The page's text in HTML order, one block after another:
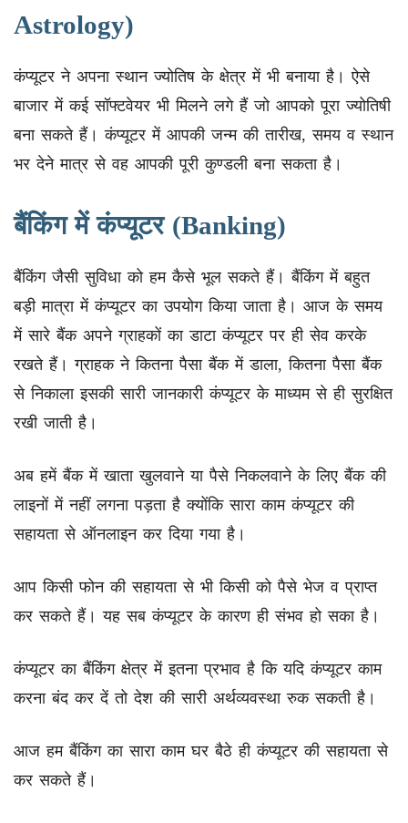
Astrology)
कंप्यूटर ने अपना स्थान ज्योतिष के क्षेत्र में भी बनाया है। ऐसे
बाजार में कई सॉफ्टवेयर भी मिलने लगे हैं जो आपको पूरा ज्योतिषी
बना सकते हैं। कंप्यूटर में आपकी जन्म की तारीख, समय व स्थान
भर देने मात्र से वह आपकी पूरी कुण्डली बना सकता है।
बैंकिंग में कंप्यूटर (Banking)
बैंकिंग जैसी सुविधा को हम कैसे भूल सकते हैं। बैंकिंग में बहुत
बड़ी मात्रा में कंप्यूटर का उपयोग किया जाता है। आज के समय
में सारे बैंक अपने ग्राहकों का डाटा कंप्यूटर पर ही सेव करके
रखते हैं। ग्राहक ने कितना पैसा बैंक में डाला, कितना पैसा बैंक
से निकाला इसकी सारी जानकारी कंप्यूटर के माध्यम से ही सुरक्षित
रखी जाती है।
अब हमें बैंक में खाता खुलवाने या पैसे निकलवाने के लिए बैंक की
लाइनों में नहीं लगना पड़ता है क्योंकि सारा काम कंप्यूटर की
सहायता से ऑनलाइन कर दिया गया है।
आप किसी फोन की सहायता से भी किसी को पैसे भेज व प्राप्त
कर सकते हैं। यह सब कंप्यूटर के कारण ही संभव हो सका है।
कंप्यूटर का बैंकिंग क्षेत्र में इतना प्रभाव है कि यदि कंप्यूटर काम
करना बंद कर दें तो देश की सारी अर्थव्यवस्था रुक सकती है।
आज हम बैंकिंग का सारा काम घर बैठे ही कंप्यूटर की सहायता से
कर सकते हैं।